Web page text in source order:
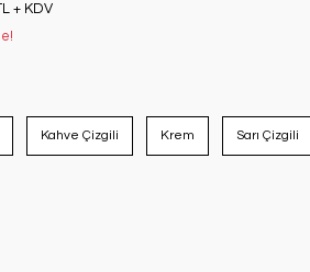
+ KDV
Kahve Çizgili Krem Sarı Çizgili